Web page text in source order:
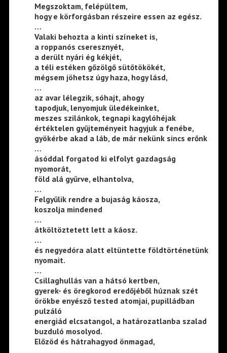
Megszoktam, felépültem,
hogy e körforgásban részeire essen az egész.
…
Valaki behozta a kinti színeket is,
a roppanós cseresznyét,
a derült nyári ég kékjét,
a téli estéken gőzölgő sütőtökökét,
mégsem jöhetsz úgy haza, hogy lásd,
…
az avar lélegzik, sóhajt, ahogy
tapodjuk, lenyomjuk üledékeinket,
meszes szilánkok, tegnapi kagylóhéjak
értéktelen gyűjteményeit hagyjuk a fenébe,
gyökérbe akad a láb, de már nekünk sincs erőnk
…
ásóddal forgatod ki elfolyt gazdagság
nyomorát,
föld alá gyűrve, elhantolva,
…
Felgyűlik rendre a bujaság káosza,
koszolja mindened
…
átköltöztetett lett a káosz.
…
és negyedóra alatt eltüntette földtörténetünk
nyomait.
…
Csillaghullás van a hátsó kertben,
gyerek- és öregkorod eredőjéből húznak szét
örökbe enyésző tested atomjai, pupilládban
pulzáló
energiád elcsatangol, a határozatlanba szalad
buzduló mosolyod.
Előzöd és hátrahagyod önmagad,